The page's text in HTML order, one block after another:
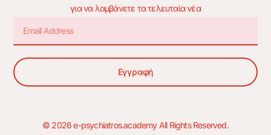
για να λαμβάνετε τα τελευταία νέα
Εγγραφή
© 2026 e-psychiatros.academy All Rights Reserved.